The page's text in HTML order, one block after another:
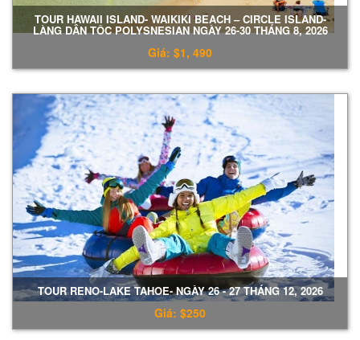
TOUR HAWAII ISLAND- WAIKIKI BEACH – CIRCLE ISLAND-
LÀNG DÂN TÔC POLYSNESIAN NGÀY 26-30 THÁNG 8, 2026
Giá: $1, 490
TOUR RENO-LAKE TAHOE- NGÀY 26 - 27 THÁNG 12, 2026
Giá: $250